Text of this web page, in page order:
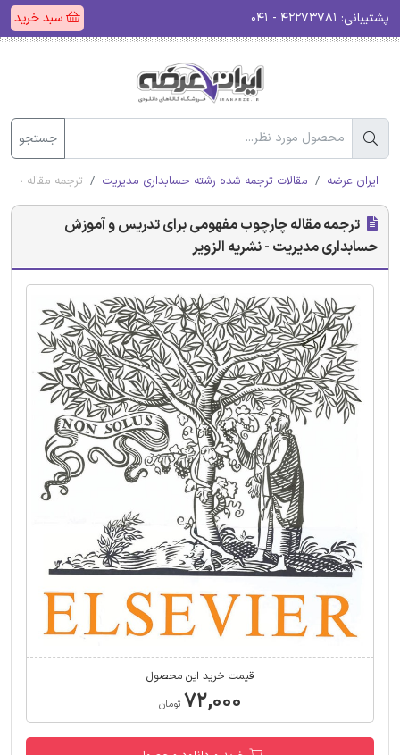
پشتیبانی: سبد خرید
جستجو
ایران عرضه مقالات ترجمه شده رشته حسابداری مدیریت ترجمه مقاله
ترجمه مقاله چارچوب مفهومی برای تدریس و آموزش
حسابداری مدیریت - نشریه الزویر
قیمت خرید این محصول
۷۲,۰۰۰ تومان